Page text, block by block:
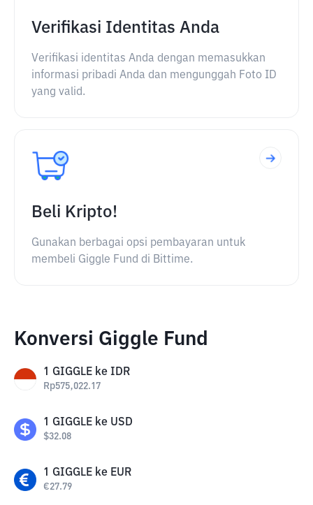
Verifikasi Identitas Anda
Verifikasi identitas Anda dengan memasukkan
informasi pribadi Anda dan mengunggah Foto ID
yang valid.
Beli Kripto!
Gunakan berbagai opsi pembayaran untuk
membeli Giggle Fund di Bittime.
Konversi Giggle Fund
1 GIGGLE ke IDR
Rp575,022.17
1 GIGGLE ke USD
$32.08
1 GIGGLE ke EUR
€27.79